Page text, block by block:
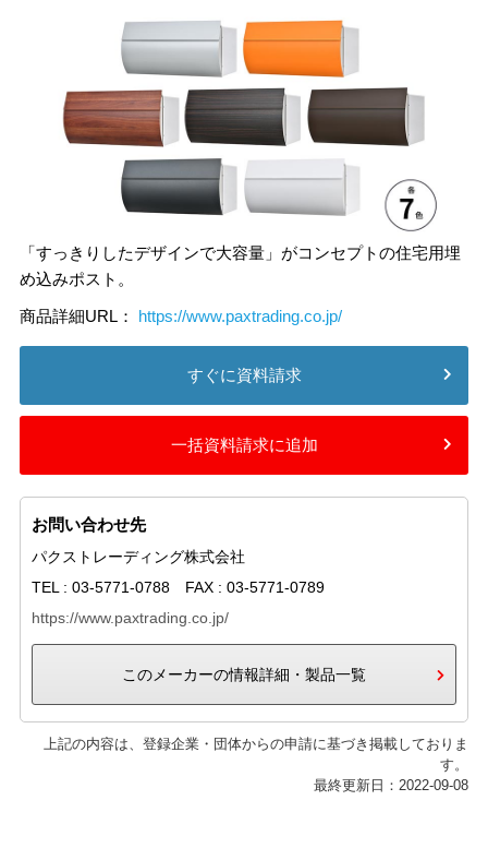
「すっきりしたデザインで大容量」がコンセプトの住宅用埋
め込みポスト。
商品詳細URL： https://www.paxtrading.co.jp/
すぐに資料請求
一括資料請求に追加
お問い合わせ先
パクストレーディング株式会社
TEL : 03-5771-0788 FAX : 03-5771-0789
https://www.paxtrading.co.jp/
このメーカーの情報詳細・製品一覧
上記の内容は、登録企業・団体からの申請に基づき掲載しておりま
す。
最終更新日：2022-09-08